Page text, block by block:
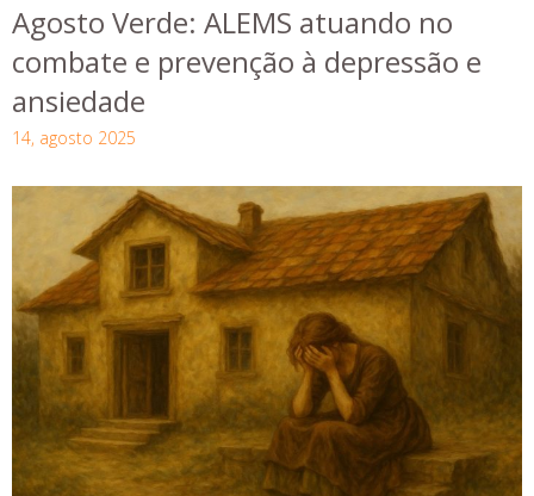
Agosto Verde: ALEMS atuando no
combate e prevenção à depressão e
ansiedade
14, agosto 2025